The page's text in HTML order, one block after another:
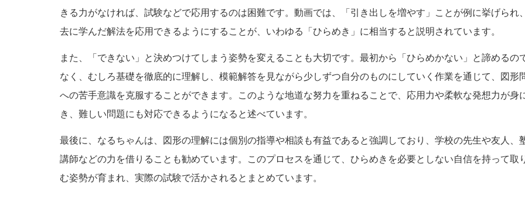
きる力がなければ、試験などで応用するのは困難です。動画では、「引き出しを増やす」ことが例に挙げられ
去に学んだ解法を応用できるようにすることが、いわゆる「ひらめき」に相当すると説明されています。
また、「できない」と決めつけてしまう姿勢を変えることも大切です。最初から「ひらめかない」と諦めるの
なく、むしろ基礎を徹底的に理解し、模範解答を見ながら少しずつ自分のものにしていく作業を通じて、図形
への苦手意識を克服することができます。このような地道な努力を重ねることで、応用力や柔軟な発想力が身
き、難しい問題にも対応できるようになると述べています。
最後に、なるちゃんは、図形の理解には個別の指導や相談も有益であると強調しており、学校の先生や友人、
講師などの力を借りることも勧めています。このプロセスを通じて、ひらめきを必要としない自信を持って取
む姿勢が育まれ、実際の試験で活かされるとまとめています。